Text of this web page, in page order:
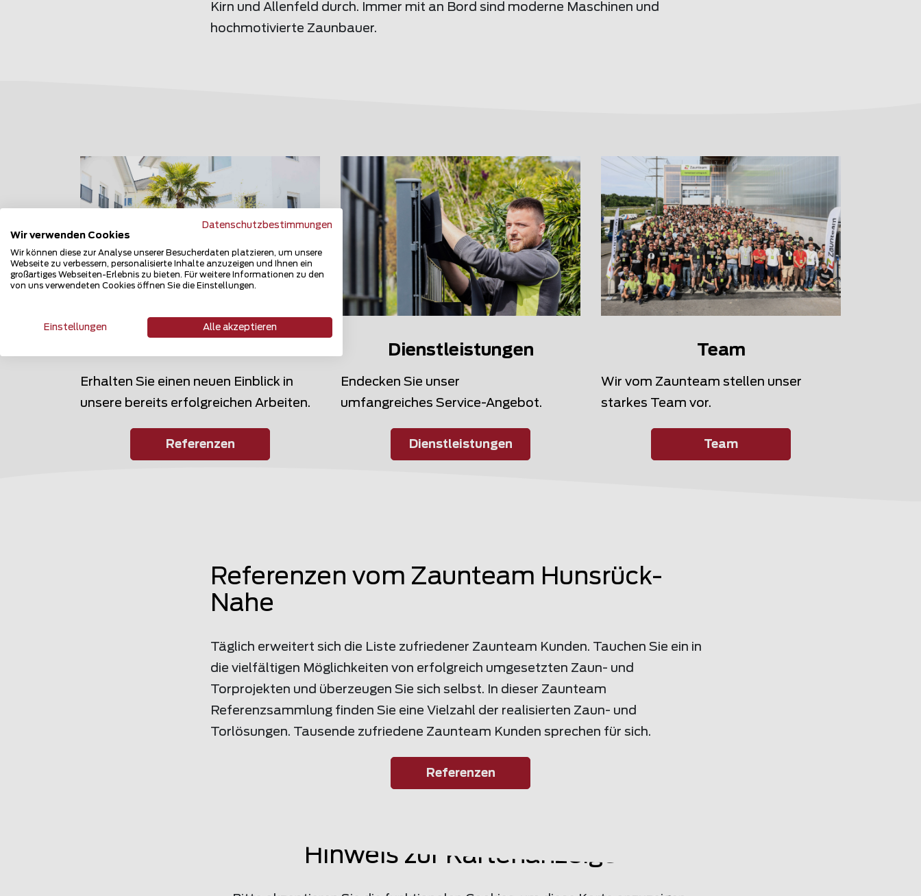
Kirn und Allenfeld durch. Immer mit an Bord sind moderne Maschinen und
hochmotivierte Zaunbauer.
Erhalten Sie einen neuen Einblick in
unsere bereits erfolgreichen Arbeiten.
Referenzen
Dienstleistungen
Endecken Sie unser
umfangreiches Service-Angebot.
Dienstleistungen
Team
Wir vom Zaunteam stellen unser
starkes Team vor.
Team
Referenzen vom Zaunteam Hunsrück-
Nahe
Täglich erweitert sich die Liste zufriedener Zaunteam Kunden. Tauchen Sie ein in
die vielfältigen Möglichkeiten von erfolgreich umgesetzten Zaun- und
Torprojekten und überzeugen Sie sich selbst. In dieser Zaunteam
Referenzsammlung finden Sie eine Vielzahl der realisierten Zaun- und
Torlösungen. Tausende zufriedene Zaunteam Kunden sprechen für sich.
Referenzen
Hinweis zur Kartenanzeige
Datenschutzbestimmungen
Wir verwenden Cookies
Wir können diese zur Analyse unserer Besucherdaten platzieren, um unsere
Webseite zu verbessern, personalisierte Inhalte anzuzeigen und Ihnen ein
großartiges Webseiten-Erlebnis zu bieten. Für weitere Informationen zu den
von uns verwendeten Cookies öffnen Sie die Einstellungen.
Einstellungen Alle akzeptieren